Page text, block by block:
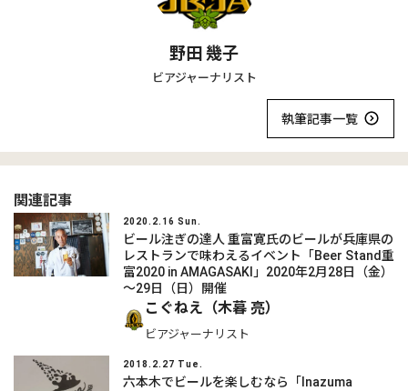
野田 幾子
ビアジャーナリスト
執筆記事一覧
関連記事
2020.2.16 Sun.
ビール注ぎの達人 重富寛氏のビールが兵庫県の
レストランで味わえるイベント「Beer Stand重
富2020 in AMAGASAKI」2020年2月28日（金）
～29日（日）開催
こぐねえ（木暮 亮）
ビアジャーナリスト
2018.2.27 Tue.
六本木でビールを楽しむなら「Inazuma